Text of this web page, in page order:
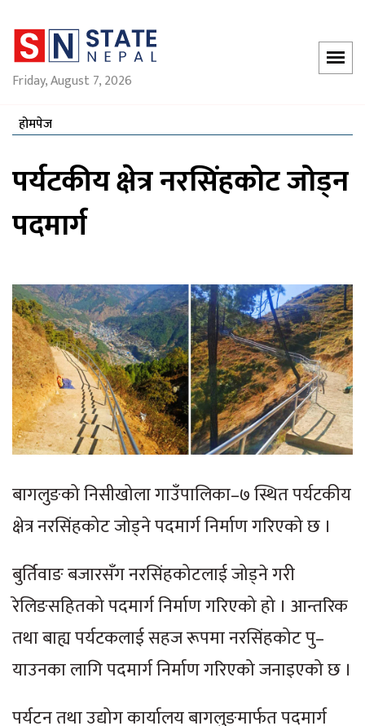
Friday, August 7, 2026
होमपेज
पर्यटकीय क्षेत्र नरसिंहकोट जोड्न
पदमार्ग
बागलुङको निसीखोला गाउँपालिका–७ स्थित पर्यटकीय
क्षेत्र नरसिंहकोट जोड्ने पदमार्ग निर्माण गरिएको छ ।
बुर्तिवाङ बजारसँग नरसिंहकोटलाई जोड्ने गरी
रेलिङसहितको पदमार्ग निर्माण गरिएको हो । आन्तरिक
तथा बाह्य पर्यटकलाई सहज रूपमा नरसिंहकोट पु–
याउनका लागि पदमार्ग निर्माण गरिएको जनाइएको छ ।
पर्यटन तथा उद्योग कार्यालय बागलुङमार्फत पदमार्ग